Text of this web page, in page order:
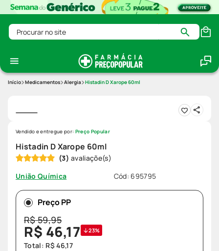
Procurar no site
Medicamentos Alergia Histadin D Xarope 60ml
Histadin D Xarope 60ml
(3)
União Química
Cód: 695795
Vendido e entregue por: Preço Popular
Preço PP
R$59,95
R$ 46,17 23%
Total: R$ 46,17